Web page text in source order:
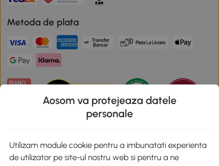
Metoda de plata
Descarca aplicatia Aosom
Aosom va protejeaza datele
personale
Utilizam module cookie pentru a imbunatati experienta
de utilizator pe site-ul nostru web si pentru a ne